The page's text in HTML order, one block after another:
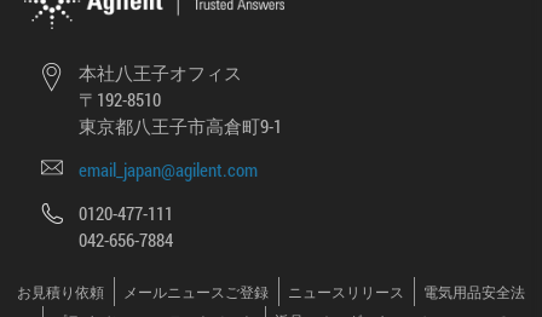
本社八王子オフィス
〒192-8510
東京都八王子市高倉町9-1
email_japan@agilent.com
0120-477-111
042-656-7884
お見積り依頼 メールニュースご登録 ニュースリリース
電気用品安全法